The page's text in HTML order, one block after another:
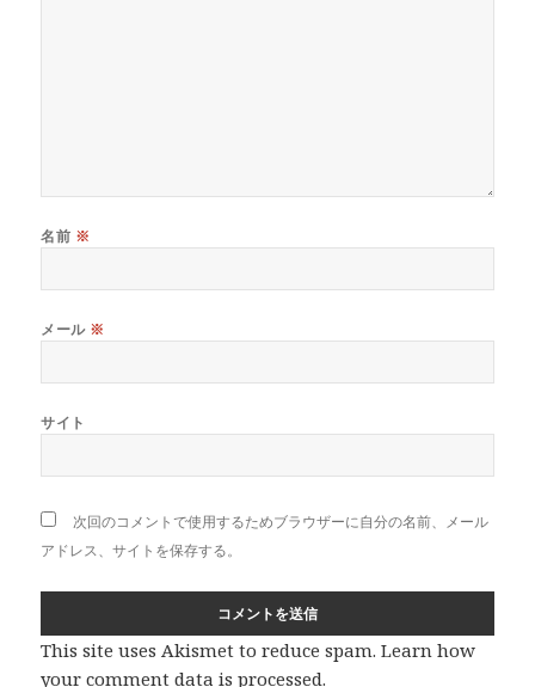
名前 ※
メール ※
サイト
次回のコメントで使用するためブラウザーに自分の名前、メール
アドレス、サイトを保存する。
This site uses Akismet to reduce spam.Learn how
your comment data is processed.